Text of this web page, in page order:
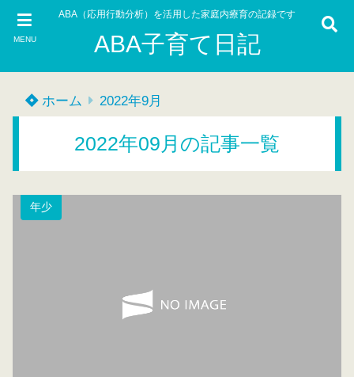
MENU
ABA（応用行動分析）を活用した家庭内療育の記録です
ABA子育て日記
ホーム 2022年9月
2022年09月の記事一覧
年少